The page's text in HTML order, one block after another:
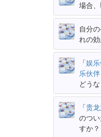
場合
自分
れの
「娱
乐伙
どう
「贵
のつ
すか？